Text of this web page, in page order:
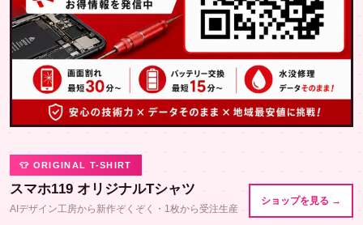
👕 ORIGINAL T-SHIRT
スマホ119 オリジナルTシャツ
AIデザイン工房から新作ぞくぞく・1枚から受注生産
ショップを見る →